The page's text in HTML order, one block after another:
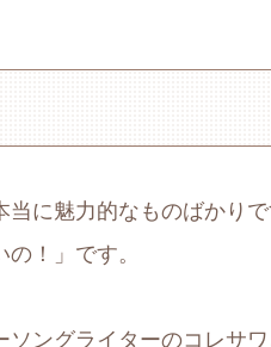
当に魅力的なものばかり
の！」です。
ソングライターのコレサ